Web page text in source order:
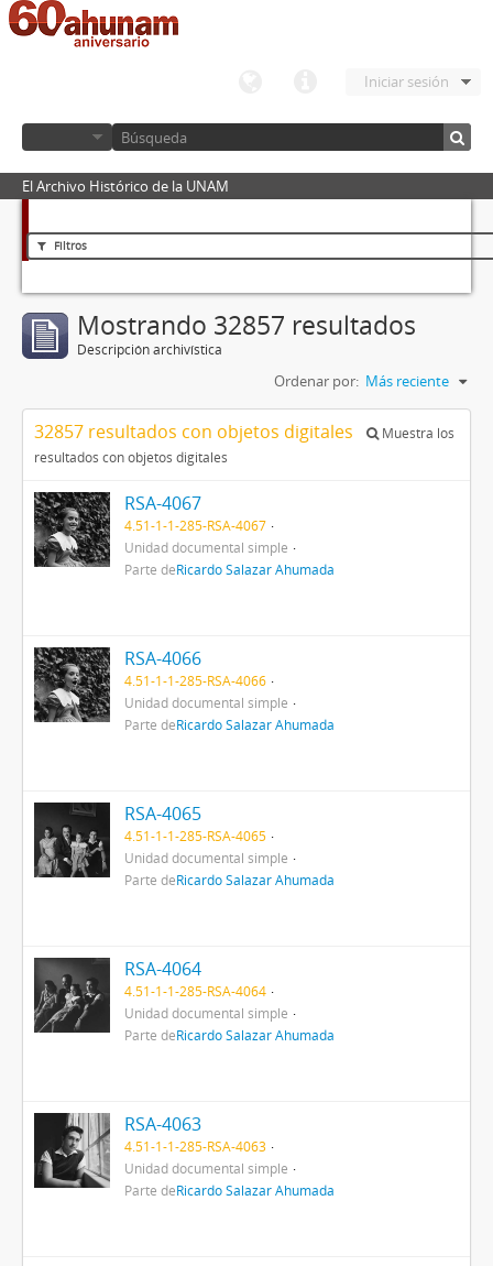
Iniciar sesión
El Archivo Histórico de la UNAM
Filtros
Mostrando 32857 resultados
Descripción archivística
Ordenar por: Más reciente
32857 resultados con objetos digitales
Muestra los
resultados con objetos digitales
RSA-4067
4.51-1-1-285-RSA-4067
Unidad documental simple
Parte deRicardo Salazar Ahumada
RSA-4066
4.51-1-1-285-RSA-4066
Unidad documental simple
Parte deRicardo Salazar Ahumada
RSA-4065
4.51-1-1-285-RSA-4065
Unidad documental simple
Parte deRicardo Salazar Ahumada
RSA-4064
4.51-1-1-285-RSA-4064
Unidad documental simple
Parte deRicardo Salazar Ahumada
RSA-4063
4.51-1-1-285-RSA-4063
Unidad documental simple
Parte deRicardo Salazar Ahumada